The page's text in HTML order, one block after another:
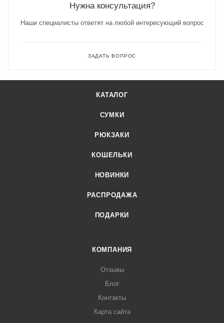
Нужна консультация?
Наши специалисты ответят на любой интересующий вопрос
ЗАДАТЬ ВОПРОС
КАТАЛОГ
СУМКИ
РЮКЗАКИ
КОШЕЛЬКИ
НОВИНКИ
РАСПРОДАЖА
ПОДАРКИ
КОМПАНИЯ
Отзывы
Блог
Контакты
Карта сайта